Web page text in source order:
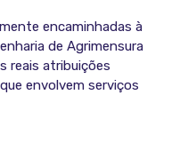
encaminhadas à
de Agrimensura
reais atribuições
envolvem serviços